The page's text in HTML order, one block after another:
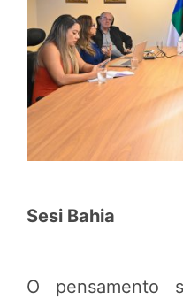
Sesi Bahia
O pensamento